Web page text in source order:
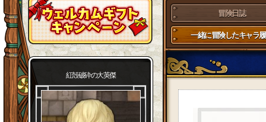
紅殻破砕の大英傑
冒険日誌
一緒に冒険したキャラ